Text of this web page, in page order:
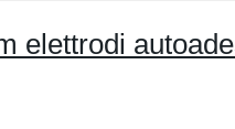
elettrodi